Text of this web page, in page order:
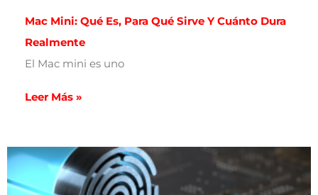
Mac Mini: Qué Es, Para Qué Sirve Y Cuánto Dura
Realmente
El Mac mini es uno
Leer Más »